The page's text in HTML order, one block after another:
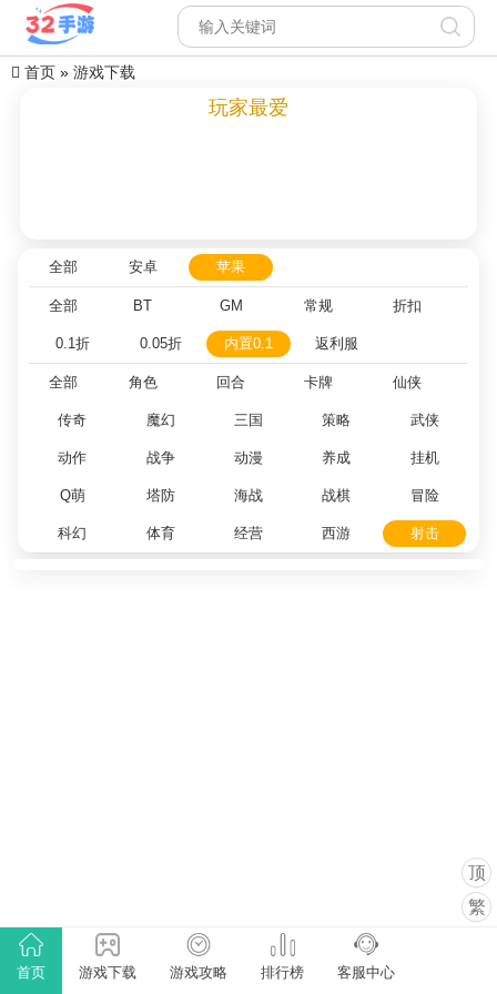
首页 » 游戏下载
玩家最爱
全部 安卓 苹果
全部 BT GM 常规 折扣
0.1折 0.05折 内置0.1 返利服
全部 角色 回合 卡牌 仙侠
传奇 魔幻 三国 策略 武侠
动作 战争 动漫 养成 挂机
Q萌 塔防 海战 战棋 冒险
科幻 体育 经营 西游 射击
首页 游戏下载 游戏攻略 排行榜 客服中心
顶
繁